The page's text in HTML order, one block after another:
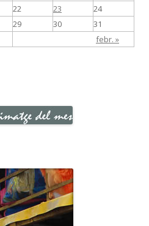
febr. »
22 23
24
29 30 31